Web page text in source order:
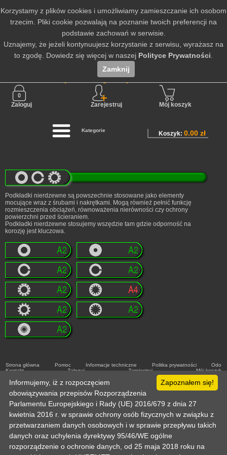
Nie jesteś zalogowany
Zaloguj Zarejestruj Mój koszyk
Kategorie
Podkładki nierdzewne są powszechnie stosowane jako elementy
mocujące wraz z śrubami i nakrętkami. Mogą również pełnić funkcję
rozmieszczenia obciążeń, równoważenia nierówności czy ochrony
powierzchni przed ścieraniem.
Podkładki nierdzewne stosujemy wszędzie tam gdzie odporność na
korozję jest kluczowa.
Strona główna Pomoc Informacje techniczne Politka prywatności
Odo
Kontakt
Zaloguj Zarejestruj Mój koszyk
Copyright © 2003-2026 by :: HURTMET.PL :: Wszelkie prawa zastrzeżone
Publikowanie materiałów (w tym grafiki) tylko za zgodą HURTMET.PL
Koszyk:0.00 zł
Zapoznałem się!
Informujemy, iż z rozpoczęciem
obowiązywania przepisów Rozporządzenia
Parlamentu Europejskiego i Rady (UE) 2016/679 z dnia 27
kwietnia 2016 r. w sprawie ochrony osób fizycznych w związku z
przetwarzaniem danych osobowych i w sprawie przepływu takich
danych oraz uchylenia dyrektywy 95/46/WE ogólne
rozporządzenie o ochronie danych, od 25 maja 2018 roku na
Korzystamy z plików cookies i umożliwiamy zamieszczanie ich osobom
trzecim. Pliki cookie pozwalają na poznanie twoich preferencji na
podstawie zachowań w serwisie.
Uznajemy, że jeżeli kontynuujesz korzystanie z serwisu, wyrażasz na
to zgodę. Dowiedz się więcej w naszej Polityce Prywatności
Zamknij